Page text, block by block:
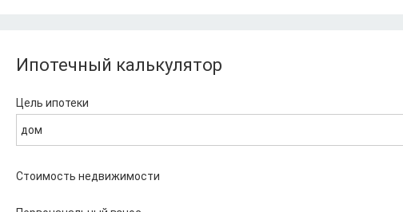
Ипотечный калькулятор
Цель ипотеки
дом
Стоимость недвижимости